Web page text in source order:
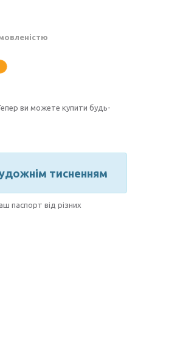
ви можете купити будь-
тисненням
паспорт від різних